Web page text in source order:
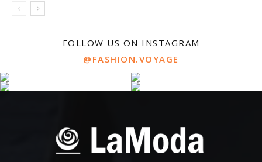
FOLLOW US ON INSTAGRAM
@FASHION.VOYAGE